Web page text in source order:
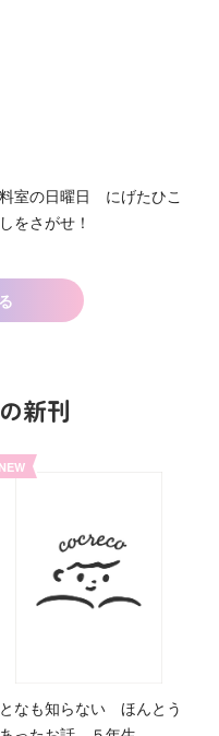
室の日曜日 にげたひこ
をさがせ！
新刊
NEW
なも知らない ほんとう